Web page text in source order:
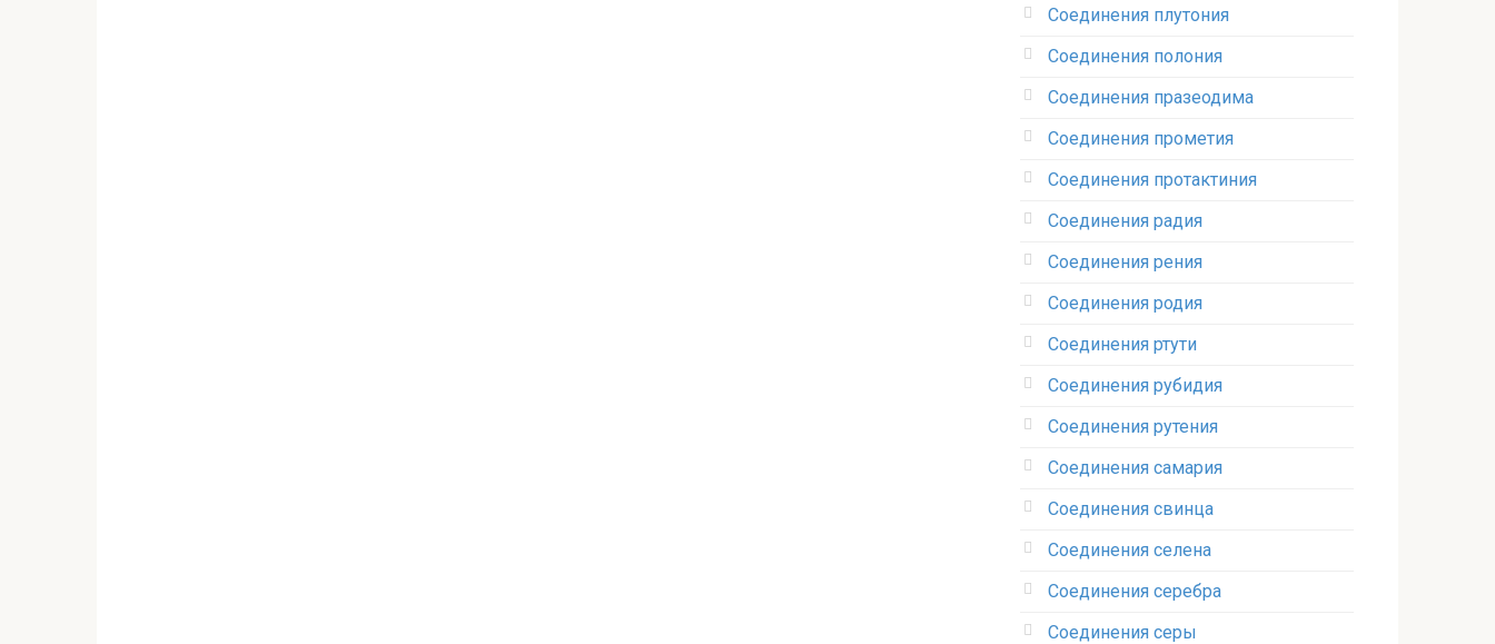
Соединения плутония‎
Соединения полония‎
Соединения празеодима‎
Соединения прометия‎
Соединения протактиния‎
Соединения радия‎
Соединения рения‎
Соединения родия‎
Соединения ртути‎
Соединения рубидия‎
Соединения рутения‎
Соединения самария‎
Соединения свинца‎
Соединения селена‎
Соединения серебра‎
Соединения серы‎